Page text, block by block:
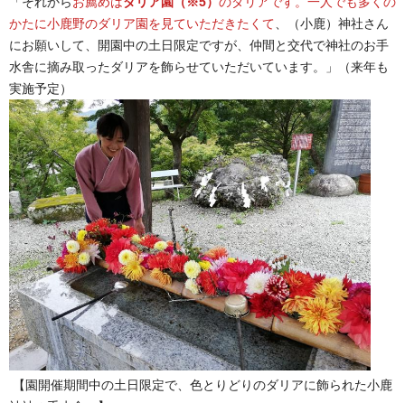
かたに小鹿野のダリア園を見ていただきたくて 、（小鹿）神社さん
にお願いして、開園中の土日限定ですが、仲間と交代で神社のお手
水舎に摘み取ったダリアを飾らせていただいています。」（来年も
実施予定）
【園開催期間中の土日限定で、色とりどりのダリアに飾られた小鹿